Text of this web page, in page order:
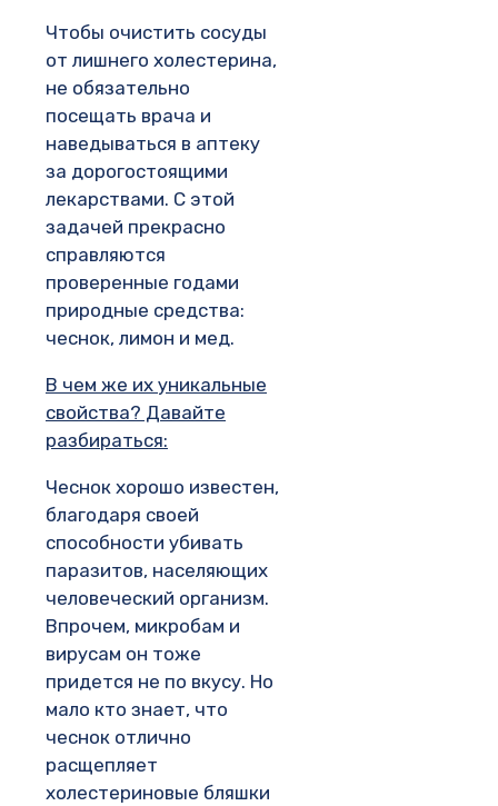
Чтобы очистить сосуды
от лишнего холестерина,
не обязательно
посещать врача и
наведываться в аптеку
за дорогостоящими
лекарствами. С этой
задачей прекрасно
справляются
проверенные годами
природные средства:
чеснок, лимон и мед.
В чем же их уникальные
свойства? Давайте
разбираться:
Чеснок хорошо известен,
благодаря своей
способности убивать
паразитов, населяющих
человеческий организм.
Впрочем, микробам и
вирусам он тоже
придется не по вкусу. Но
мало кто знает, что
чеснок отлично
расщепляет
холестериновые бляшки